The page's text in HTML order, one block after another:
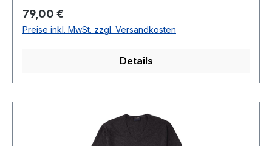
geschnitten (COMFORT)97 % Baumwolle 3 %
Polyamid30° waschbarModell Nr.:
444354600Farb Nr.: 454
Regulärer Preis:
79,00 €
Preise inkl. MwSt. zzgl. Versandkosten
Details